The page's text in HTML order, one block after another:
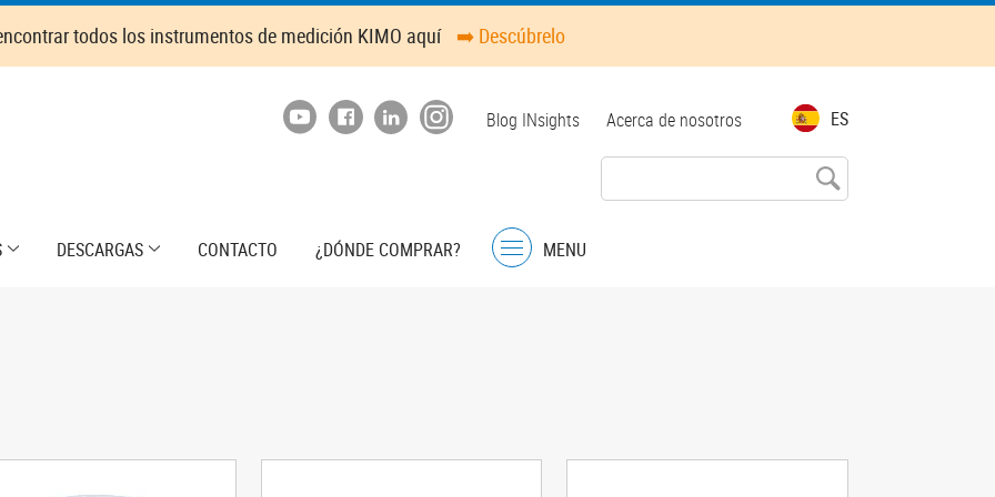
todos los instrumentos de medición KIMO aquí ➡️ Descúbrelo
ES
Top
Blog INsights Acerca de nosotros
DESCARGAS CONTACTO
¿DÓNDE COMPRAR?
Menu
MENU